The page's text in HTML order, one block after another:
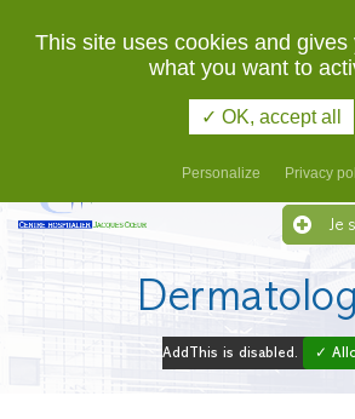
Etablissement support du
Territoire du Cher
Je
AddThis is disabled. ✓
This site uses cookies and gives
what you want to
✓ OK, accept all
Personalize Privacy